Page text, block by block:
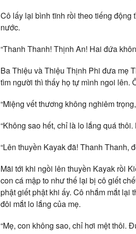
Cô lấy lại bình tĩnh rồi theo tiếng
nước.
“Thanh Thanh! Thịnh An! Hai đứa
Ba Thiệu và Thiệu Thịnh Phi đưa mẹ
tìm người thì thấy họ tự mình ngoi lên.
“Miệng vết thương không nghiêm
“Không sao hết, chỉ là lo lắng quá
“Lên thuyền Kayak đã! Thanh Thanh,
Mãi tới khi ngồi lên thuyền Kayak rồi
con cá mập to như thế lại bị cô giết
phật giết phật khi ấy. Cô nhắm mắt lại
đôi mắt lo lắng của mẹ.
“Mẹ, con không sao, chỉ hơi mệt thôi.